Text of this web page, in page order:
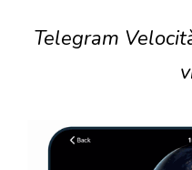
Telegram